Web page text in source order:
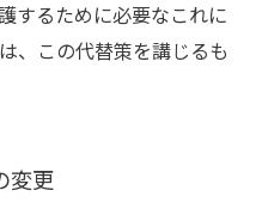
するために必要なこれに
、この代替策を講じるも
変更